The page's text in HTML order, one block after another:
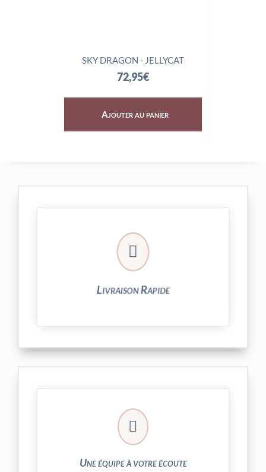
SKY DRAGON - JELLYCAT
72,95€
Ajouter au panier

Livraison Rapide
Votre commande est expédiée sous
24/48h et livrée par Colissimo.

Une équipe à votre écoute
N’hésitez pas à nous solliciter
► 04 73 27 04 20
► contact@peekaboo.fr